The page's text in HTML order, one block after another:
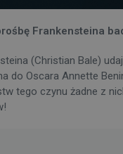
Frankensteina
(Christian Bale)
do Oscara Annette
tego czynu żadne z